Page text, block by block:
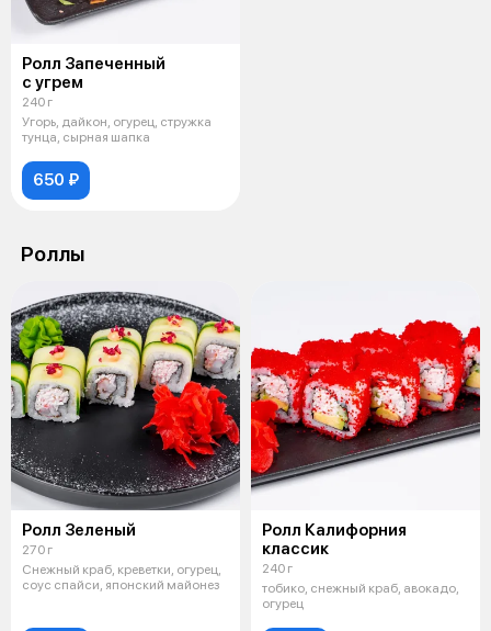
Ролл Запеченный
с угрем
240 г
Угорь, дайкон, огурец, стружка
тунца, сырная шапка
650 ₽
Роллы
Ролл Зеленый
270 г
Снежный краб, креветки, огурец,
соус спайси, японский майонез
Ролл Калифорния
классик
240 г
тобико, снежный краб, авокадо,
огурец